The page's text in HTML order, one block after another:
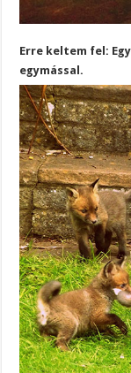
Erre keltem fel:
egymással.